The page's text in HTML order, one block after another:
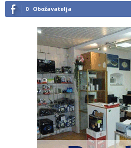
0 Obožavatelja